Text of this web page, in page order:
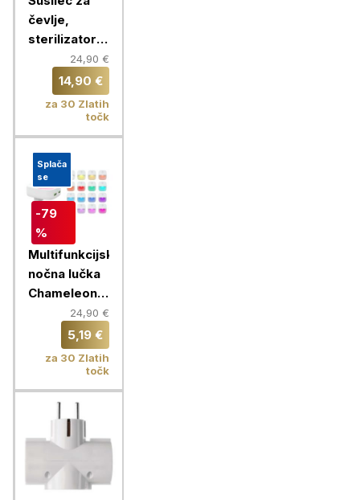
čevlje,
sterilizator z
vgrajenim
časovnikom,
Chameleon
24,90 €
14,90 €
za 30 Zlatih
točk
Splača
se
-79
%
Multifunkcijska
nočna lučka
Chameleon +
hišni polnilec
2x USB
24,90 €
5,19 €
za 30 Zlatih
točk